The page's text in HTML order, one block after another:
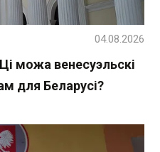
можа венесуэльскі
для Беларусі?
04.08.2026